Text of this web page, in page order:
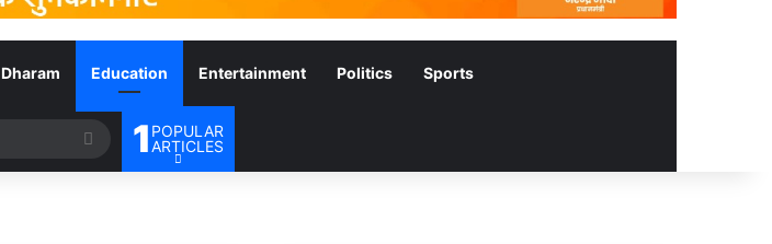
Dharam Education Entertainment Politics Sports
Search
for
1 POPULAR
ARTICLES